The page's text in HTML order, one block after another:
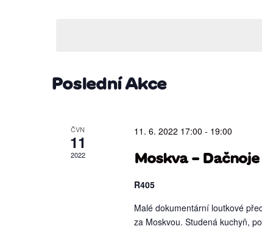
zobrazení
Akce
Poslední Akce
ČVN
11
2022
11. 6. 2022 17:00 - 19:00
Moskva – Dačnoje
R405
Malé dokumentární loutkové
za Moskvou. Studená kuchyň,